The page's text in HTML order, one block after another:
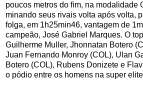
poucos metros do fim, na modalidade
minando seus rivais volta após volta,
folga, em 1h25min46, vantagem de
campeão, José Gabriel Marques. O
Guilherme Muller, Jhonnatan Botero
Juan Fernando Monroy (COL), Ulan
Botero (COL), Rubens Donizete e
o pódio entre os homens na super